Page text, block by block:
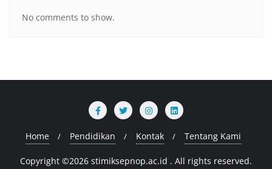
No comments to show.
Home Pendidikan Kontak Tentang Kami
Copyright ©2026 stimiksepnop.ac.id . All rights reserved.